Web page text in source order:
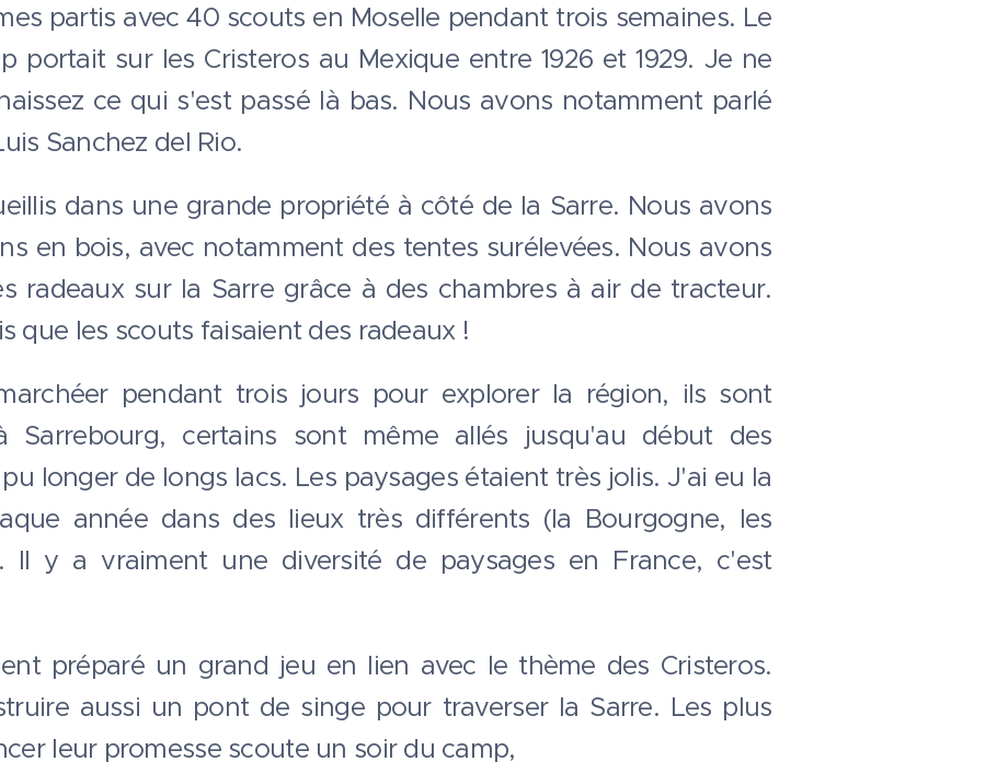
partis avec 40 scouts en Moselle pendant trois semaines. Le
portait sur les Cristeros au Mexique entre 1926 et 1929. Je ne
ce qui s'est passé là bas. Nous avons notamment parlé
Sanchez del Rio.
dans une grande propriété à côté de la Sarre. Nous avons
en bois, avec notamment des tentes surélevées. Nous avons
radeaux sur la Sarre grâce à des chambres à air de tracteur.
que les scouts faisaient des radeaux !
pendant trois jours pour explorer la région, ils sont
Sarrebourg, certains sont même allés jusqu'au début des
longer de longs lacs. Les paysages étaient très jolis. J'ai eu la
année dans des lieux très différents (la Bourgogne, les
Il y a vraiment une diversité de paysages en France, c'est
préparé un grand jeu en lien avec le thème des Cristeros.
aussi un pont de singe pour traverser la Sarre. Les plus
leur promesse scoute un soir du camp,